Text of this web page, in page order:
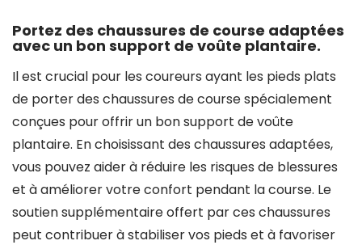
Portez des chaussures de course adaptées
avec un bon support de voûte plantaire.
Il est crucial pour les coureurs ayant les pieds plats
de porter des chaussures de course spécialement
conçues pour offrir un bon support de voûte
plantaire. En choisissant des chaussures adaptées,
vous pouvez aider à réduire les risques de blessures
et à améliorer votre confort pendant la course. Le
soutien supplémentaire offert par ces chaussures
peut contribuer à stabiliser vos pieds et à favoriser